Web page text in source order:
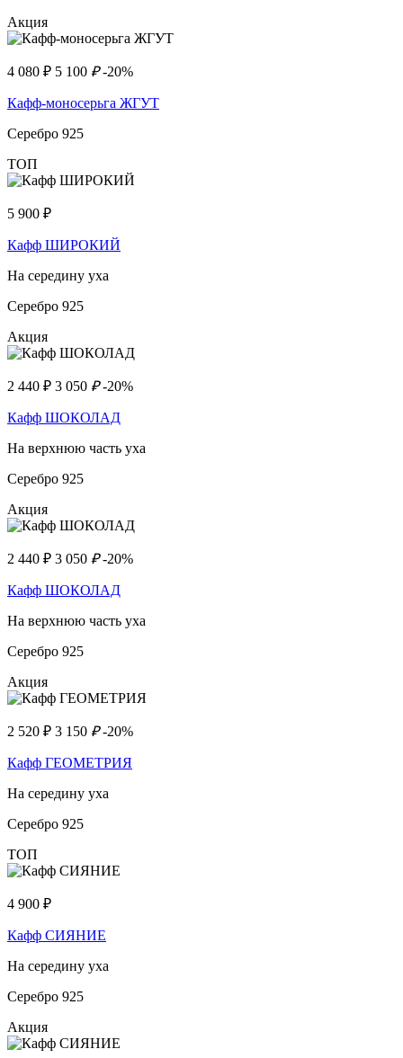
Акция
4 080 ₽ 5 100 ₽ -20%
Кафф-моносерьга ЖГУТ
Серебро 925
ТОП
5 900 ₽
Кафф ШИРОКИЙ
На середину уха
Серебро 925
Акция
2 440 ₽ 3 050 ₽ -20%
Кафф ШОКОЛАД
На верхнюю часть уха
Серебро 925
Акция
2 440 ₽ 3 050 ₽ -20%
Кафф ШОКОЛАД
На верхнюю часть уха
Серебро 925
Акция
2 520 ₽ 3 150 ₽ -20%
Кафф ГЕОМЕТРИЯ
На середину уха
Серебро 925
ТОП
4 900 ₽
Кафф СИЯНИЕ
На середину уха
Серебро 925
Акция